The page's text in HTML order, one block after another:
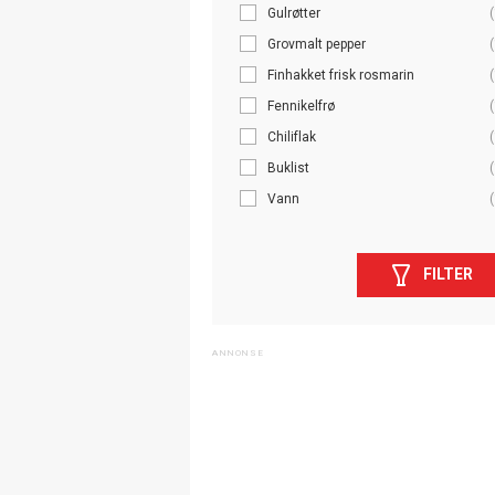
Gulrøtter
Grovmalt pepper
Finhakket frisk rosmarin
Fennikelfrø
Chiliflak
Buklist
Vann
FILTER